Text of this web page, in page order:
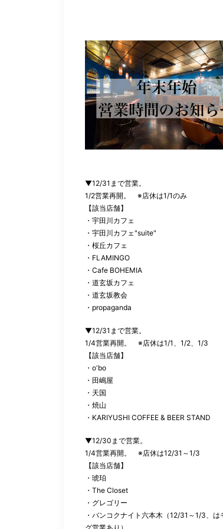
▼12/31 まで営業。
1/2営業再開。 ※店休は1/1のみ
【該当店舗】
・宇田川カフェ
・宇田川カフェ"suite"
・桜丘カフェ
・ FLAMINGO
・ Cafe BOHEMIA
・道玄坂カフェ
・道玄坂教会
・ propaganda
▼12/31 まで営業。
1/4営業再開。 ※店休は1/1 、 1/2、 1/3
【該当店舗】
・ o'bo
・田嶋屋
・天国
・焼山
・ KARIYUSHI COFFEE & BEER STAND
▼12/30 まで営業。
1/4営業再開。 ※店休は12/31 ～1/3
【該当店舗】
・琥珀
・ The Closet
・グレゴリー
・バンコクナイト六本木（12/31 ～1/3、は